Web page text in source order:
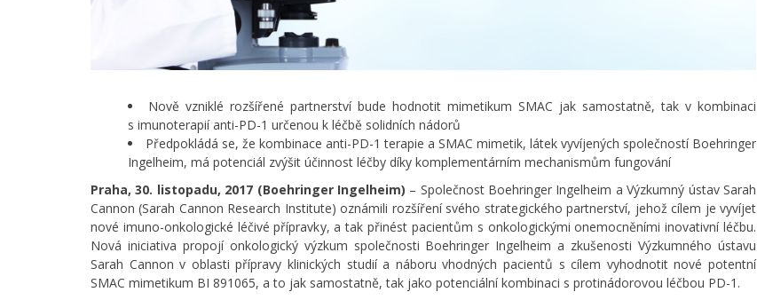
Nově vzniklé rozšířené partnerství bude hodnotit mimetikum SMAC jak samostatně, tak v kombinaci
s imunoterapií anti-PD-1 určenou k léčbě solidních nádorů
Předpokládá se, že kombinace anti-PD-1 terapie a SMAC mimetik, látek vyvíjených společností Boehringer
Ingelheim, má potenciál zvýšit účinnost léčby díky komplementárním mechanismům fungování
Praha, 30. listopadu, 2017 (Boehringer Ingelheim) – Společnost Boehringer Ingelheim a Výzkumný ústav Sarah
Cannon (Sarah Cannon Research Institute) oznámili rozšíření svého strategického partnerství, jehož cílem je vyvíjet
nové imuno-onkologické léčivé přípravky, a tak přinést pacientům s onkologickými onemocněními inovativní léčbu.
Nová iniciativa propojí onkologický výzkum společnosti Boehringer Ingelheim a zkušenosti Výzkumného ústavu
Sarah Cannon v oblasti přípravy klinických studií a náboru vhodných pacientů s cílem vyhodnotit nové potentní
SMAC mimetikum BI 891065, a to jak samostatně, tak jako potenciální kombinaci s protinádorovou léčbou PD-1.